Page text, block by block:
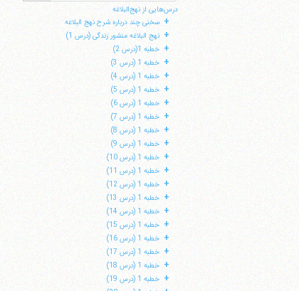
درس‌هایی از نهج‌البلاغه
+ سخنی چند درباره شرح نهج البلاغه
+ نهج البلاغه منشور زندگی (درس 1)
+ خطبه 1(درس 2)
+ خطبه 1 (درس 3)
+ خطبه 1 (درس 4)
+ خطبه 1 (درس 5)
+ خطبه 1 (درس 6)
+ خطبه 1 (درس 7)
+ خطبه 1 (درس 8)
+ خطبه 1 (درس 9)
+ خطبه 1 (درس 10)
+ خطبه 1 (درس 11)
+ خطبه 1 (درس 12)
+ خطبه 1 (درس 13)
+ خطبه 1 (درس 14)
+ خطبه 1 (درس 15)
+ خطبه 1 (درس 16)
+ خطبه 1 (درس 17)
+ خطبه 1 (درس 18)
+ خطبه 1 (درس 19)